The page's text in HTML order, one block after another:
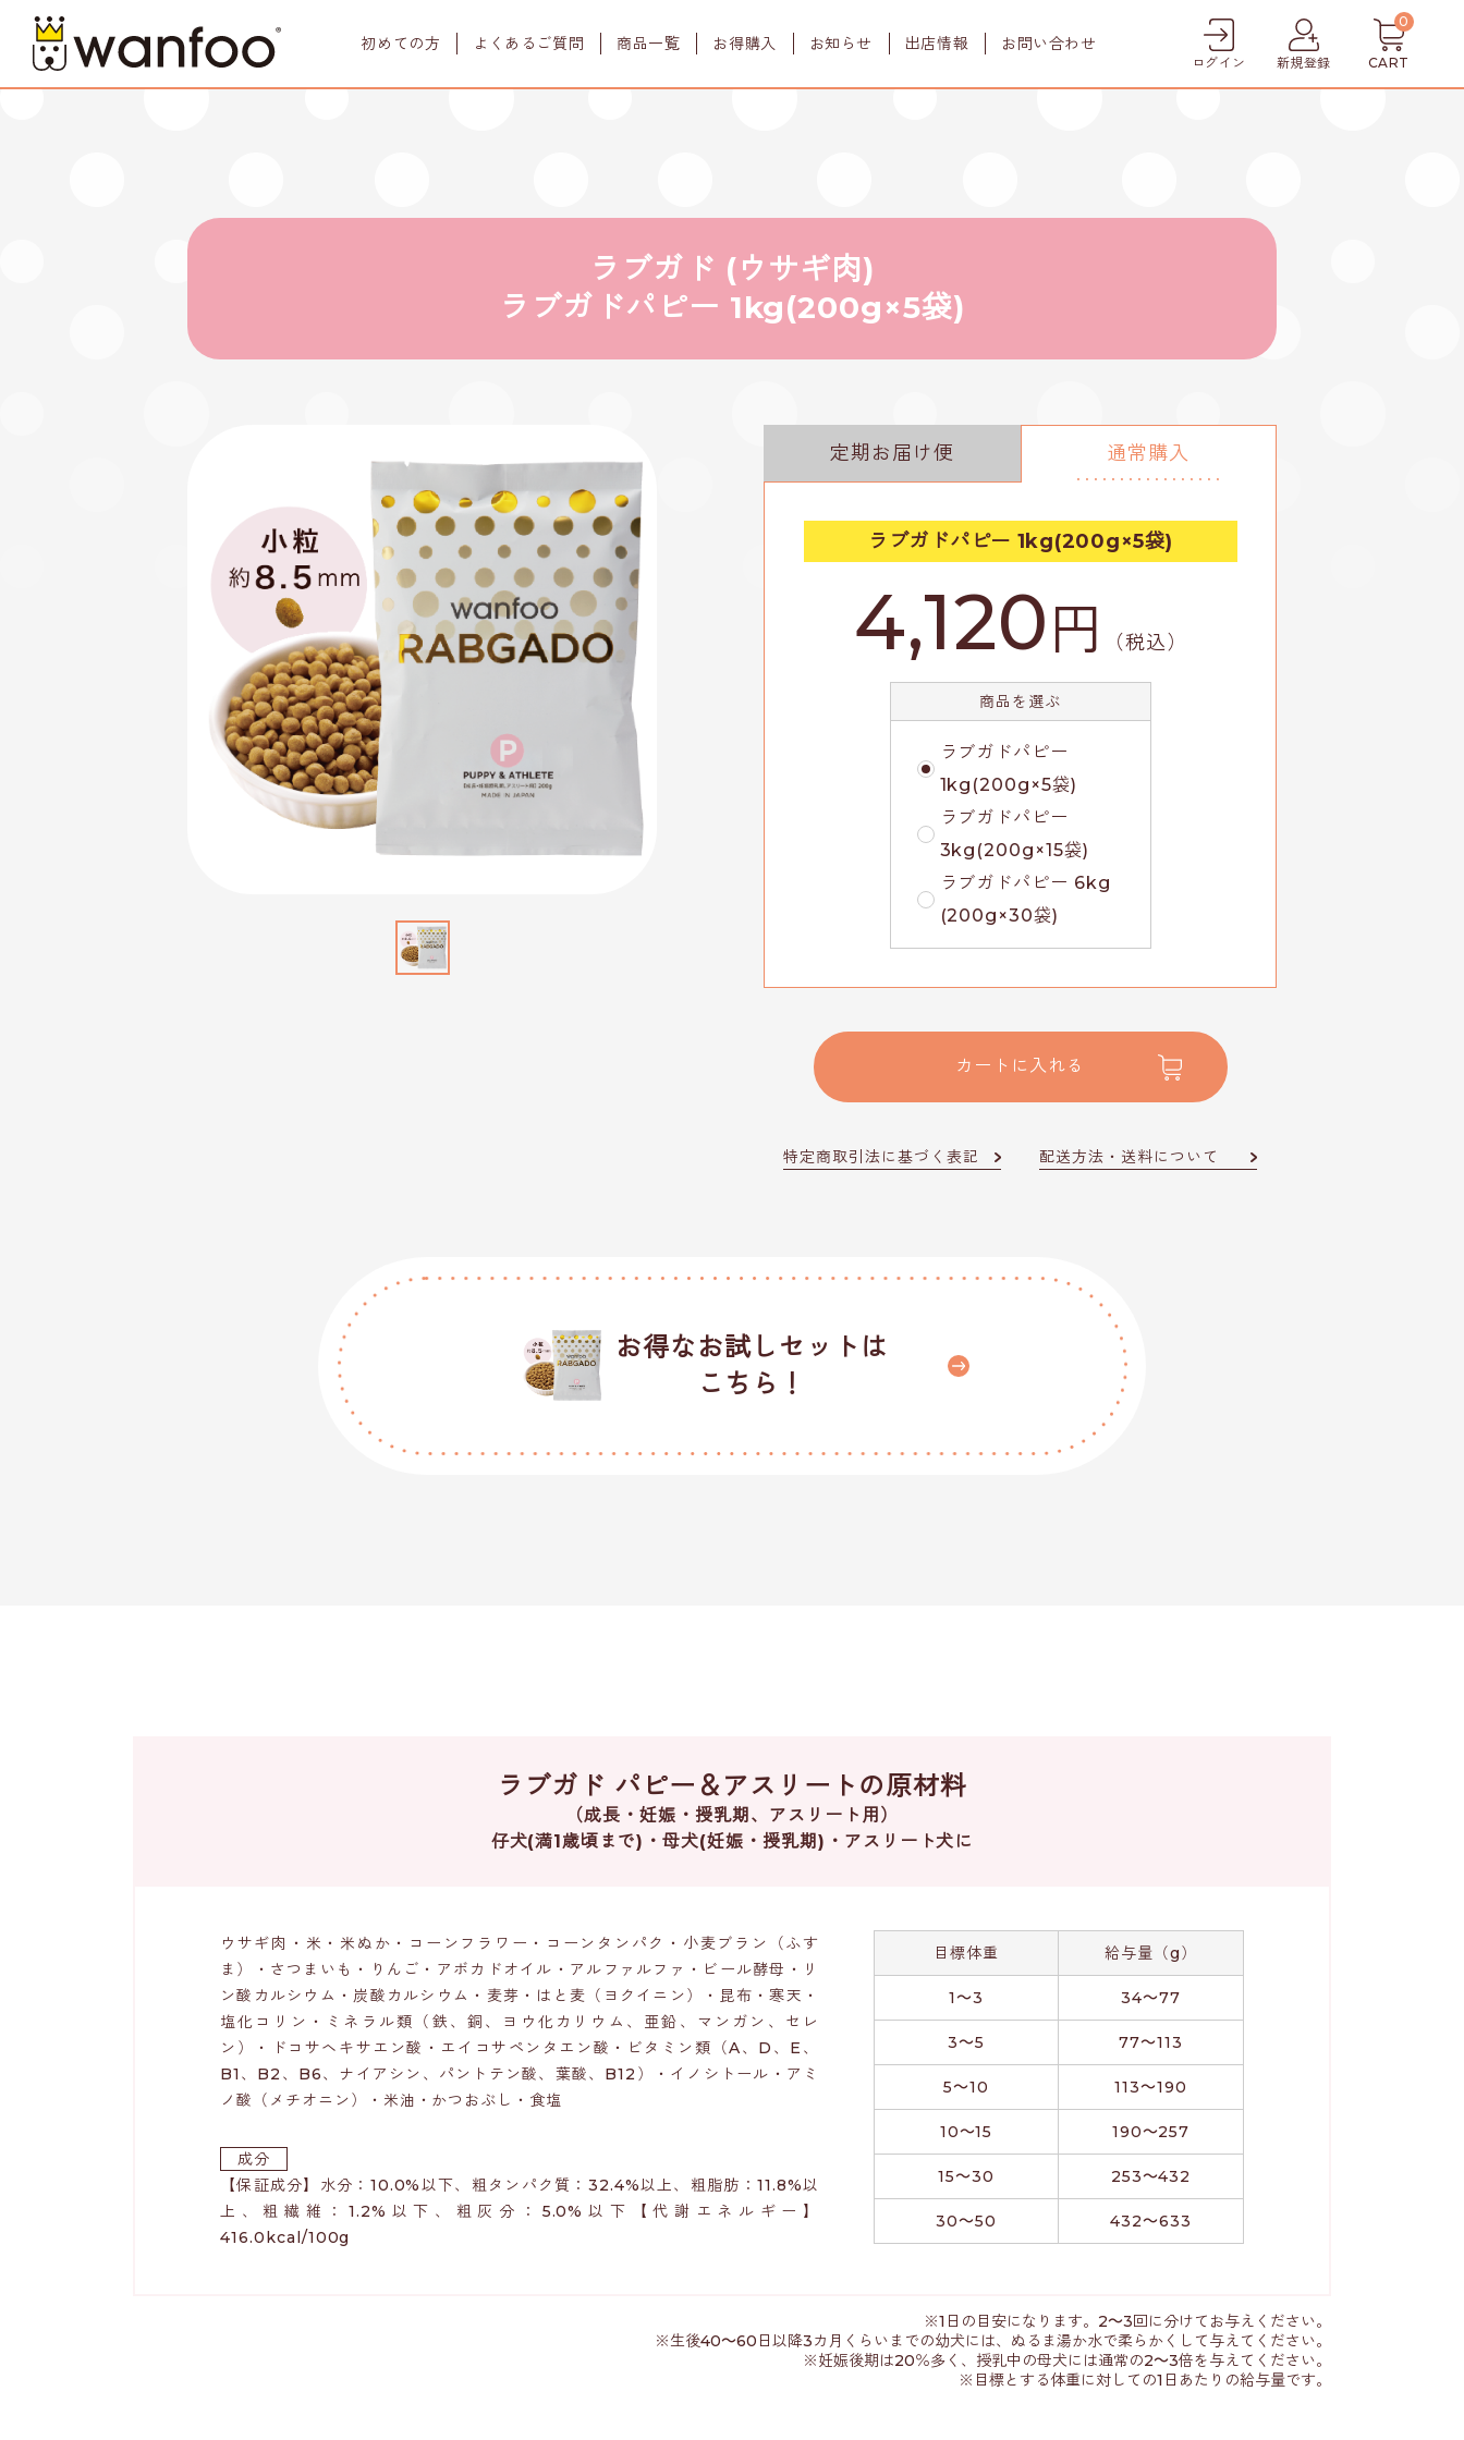
初めての方
販売店舗
販売店舗様募集
ワンちゃんのこと
よくあるご質問 商品一覧
(ウサギ肉)
フレーク
ジャーキー
犬猫用肉球クリーム
お得購入 お知らせ 出店情報 お問い合わせ
ログイン 新規登録 CART
0
ラブガド (ウサギ肉)
ラブガドパピー 1kg(200g×5袋)
定期お届け便 通常購入
ラブガドパピー 1kg(200g×5袋)
4,120 円 （税込）
商品を選ぶ
ラブガドパピー
1kg(200g×5袋)
ラブガドパピー
3kg(200g×15袋)
ラブガドパピー 6kg
(200g×30袋)
カートに入れる
特定商取引法に基づく表記 配送方法・送料について
お得なお試しセットは
こちら！
ラブガド パピー＆アスリートの原材料
（成長・妊娠・授乳期、アスリート用）
仔犬(満1歳頃まで)・母犬(妊娠・授乳期)・アスリート犬に
ウサギ肉・米・米ぬか・コーンフラワー・コーンタンパク・小麦ブラン（ふす
ま）・さつまいも・りんご・アボカドオイル・アルファルファ・ビール酵母・リ
ン酸カルシウム・炭酸カルシウム・麦芽・はと麦（ヨクイニン）・昆布・寒天・
塩化コリン・ミネラル類（鉄、銅、ヨウ化カリウム、亜鉛、マンガン、セレ
ン）・ドコサヘキサエン酸・エイコサペンタエン酸・ビタミン類（A、D、E、
B1、B2、B6、ナイアシン、パントテン酸、葉酸、B12）・イノシトール・アミ
ノ酸（メチオニン）・米油・かつおぶし・食塩
成分
【保証成分】水分：10.0%以下、粗タンパク質：32.4%以上、粗脂肪：11.8%以
上、粗繊維：1.2%以下、粗灰分：5.0%以下【代謝エネルギー】
416.0kcal/100g
目標体重 給与量（g）
1～3 34～77
3～5 77～113
5～10 113～190
10～15 190～257
15～30 253～432
30～50 432～633
※1日の目安になります。2～3回に分けてお与えください。
※生後40～60日以降3カ月くらいまでの幼犬には、ぬるま湯か水で柔らかくして与えてください。
※妊娠後期は20％多く、授乳中の母犬には通常の2～3倍を与えてください。
※目標とする体重に対しての1日あたりの給与量です。